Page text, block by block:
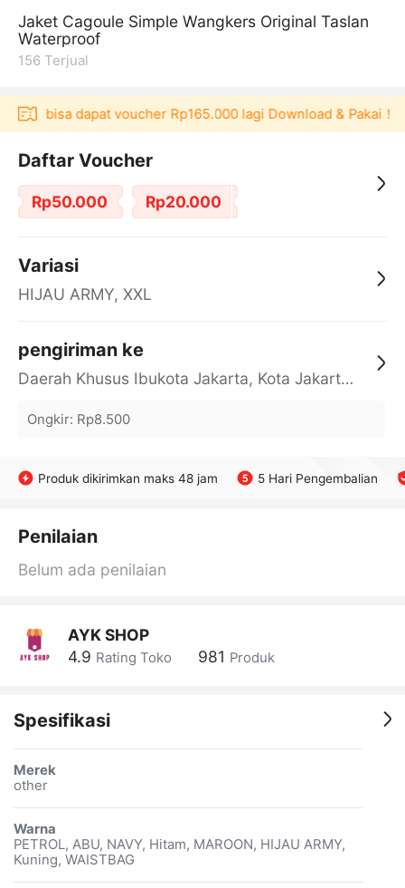
Jaket Cagoule Simple Wangkers Original Taslan
Waterproof
156 Terjual
bisa dapat voucher Rp165.000 lagi Download & Pakai！
Daftar Voucher
Rp50.000 Rp20.000
Variasi
HIJAU ARMY, XXL
pengiriman ke
Daerah Khusus Ibukota Jakarta, Kota Jakarta Barat, Cengkareng, yy
Ongkir: Rp8.500
Produk dikirimkan maks 48 jam 5 Hari Pengembalian
Penilaian
Belum ada penilaian
AYK SHOP
4.9 Rating Toko 981 Produk
Spesifikasi
Merek
other
Warna
PETROL, ABU, NAVY, Hitam, MAROON, HIJAU ARMY,
Kuning, WAISTBAG